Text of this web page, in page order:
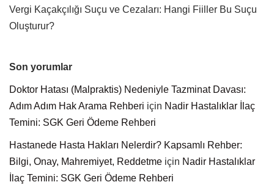
Vergi Kaçakçılığı Suçu ve Cezaları: Hangi Fiiller Bu Suçu
Oluşturur?
Son yorumlar
Doktor Hatası (Malpraktis) Nedeniyle Tazminat Davası:
Adım Adım Hak Arama Rehberi için Nadir Hastalıklar İlaç
Temini: SGK Geri Ödeme Rehberi
Hastanede Hasta Hakları Nelerdir? Kapsamlı Rehber:
Bilgi, Onay, Mahremiyet, Reddetme için Nadir Hastalıklar
İlaç Temini: SGK Geri Ödeme Rehberi